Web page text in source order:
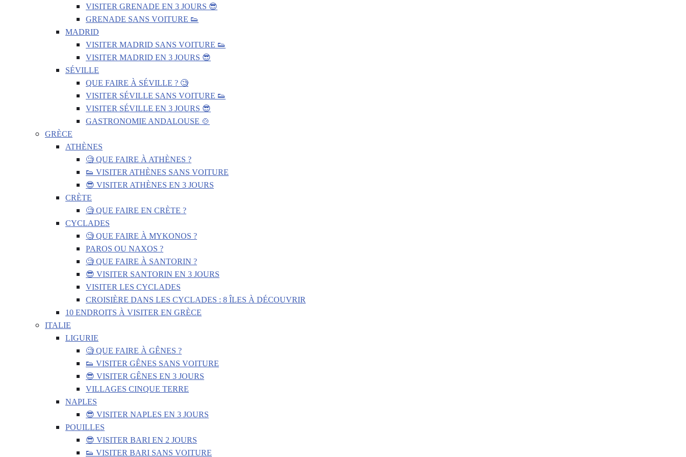
VISITER GRENADE EN 3 JOURS 😎
GRENADE SANS VOITURE 👟
MADRID
VISITER MADRID SANS VOITURE 👟
VISITER MADRID EN 3 JOURS 😎
SÉVILLE
QUE FAIRE À SÉVILLE ? 🧐
VISITER SÉVILLE SANS VOITURE 👟
VISITER SÉVILLE EN 3 JOURS 😎
GASTRONOMIE ANDALOUSE 🍲
GRÈCE
ATHÈNES
🧐 QUE FAIRE À ATHÈNES ?
👟 VISITER ATHÈNES SANS VOITURE
😎 VISITER ATHÈNES EN 3 JOURS
CRÈTE
🧐 QUE FAIRE EN CRÈTE ?
CYCLADES
🧐 QUE FAIRE À MYKONOS ?
PAROS OU NAXOS ?
🧐 QUE FAIRE À SANTORIN ?
😎 VISITER SANTORIN EN 3 JOURS
VISITER LES CYCLADES
CROISIÈRE DANS LES CYCLADES : 8 ÎLES À DÉCOUVRIR
10 ENDROITS À VISITER EN GRÈCE
ITALIE
LIGURIE
🧐 QUE FAIRE À GÊNES ?
👟 VISITER GÊNES SANS VOITURE
😎 VISITER GÊNES EN 3 JOURS
VILLAGES CINQUE TERRE
NAPLES
😎 VISITER NAPLES EN 3 JOURS
POUILLES
😎 VISITER BARI EN 2 JOURS
👟 VISITER BARI SANS VOITURE